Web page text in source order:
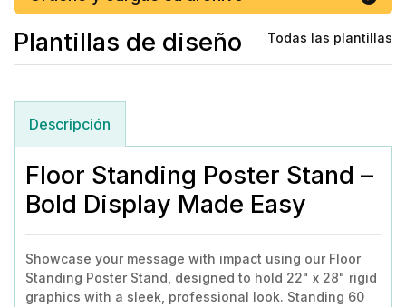
Todas las plantillas
Plantillas de diseño
Descripción
Floor Standing Poster Stand –
Bold Display Made Easy
Showcase your message with impact using our Floor
Standing Poster Stand, designed to hold 22" x 28" rigid
graphics with a sleek, professional look. Standing 60